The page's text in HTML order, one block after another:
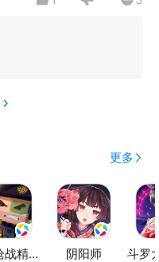
更多
迷你枪战精英 阴阳师